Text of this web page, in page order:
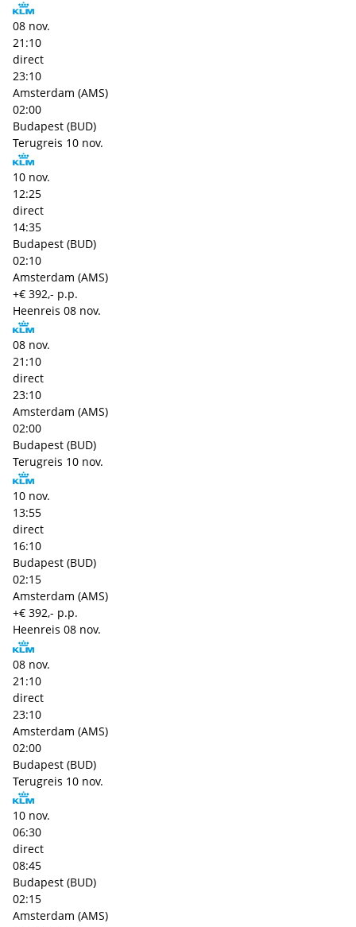
08 nov.
21:10
direct
23:10
Amsterdam (AMS)
02:00
Budapest (BUD)
Terugreis 10 nov.
10 nov.
12:25
direct
14:35
Budapest (BUD)
02:10
Amsterdam (AMS)
+€ 392,- p.p.
Heenreis 08 nov.
08 nov.
21:10
direct
23:10
Amsterdam (AMS)
02:00
Budapest (BUD)
Terugreis 10 nov.
10 nov.
13:55
direct
16:10
Budapest (BUD)
02:15
Amsterdam (AMS)
+€ 392,- p.p.
Heenreis 08 nov.
08 nov.
21:10
direct
23:10
Amsterdam (AMS)
02:00
Budapest (BUD)
Terugreis 10 nov.
10 nov.
06:30
direct
08:45
Budapest (BUD)
02:15
Amsterdam (AMS)